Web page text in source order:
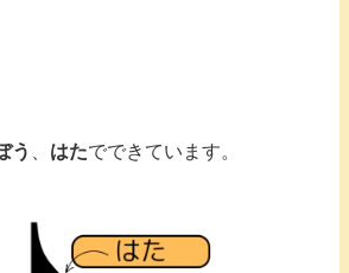
う はたでできています。